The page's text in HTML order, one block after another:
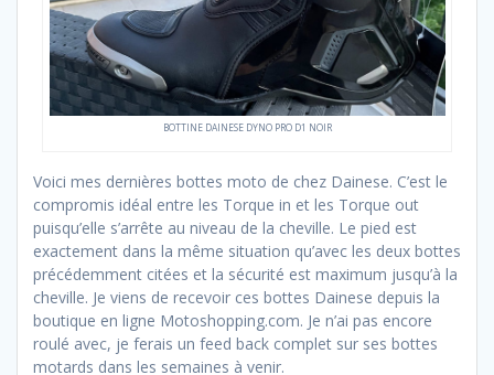
BOTTINE DAINESE DYNO PRO D1 NOIR
Voici mes dernières bottes moto de chez Dainese. C’est le
compromis idéal entre les Torque in et les Torque out
puisqu’elle s’arrête au niveau de la cheville. Le pied est
exactement dans la même situation qu’avec les deux bottes
précédemment citées et la sécurité est maximum jusqu’à la
cheville. Je viens de recevoir ces bottes Dainese depuis la
boutique en ligne Motoshopping.com. Je n’ai pas encore
roulé avec, je ferais un feed back complet sur ses bottes
motards dans les semaines à venir.